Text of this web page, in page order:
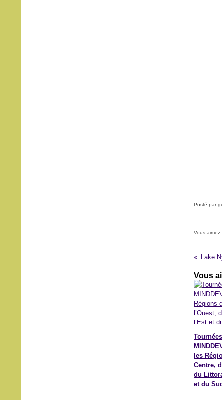
Posté par
Vous aimez
Vous
les
Centre,
du
et du Sud